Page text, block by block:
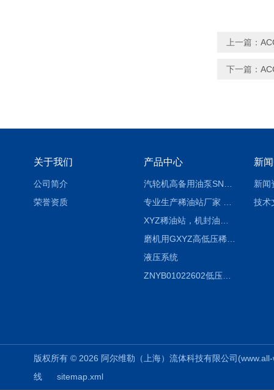
上一篇：
下一篇：
关于我们
公司简介
荣誉资质
产品中心
磨机用GXYZ高低压稀油站，静压油润滑系统
液压系统
ZNYB01022602低压螺杆泵
新
新闻
技术
版权所有 © 2026 阿尔维勒（上海）流体科技有限公司
线
sitemap.xml